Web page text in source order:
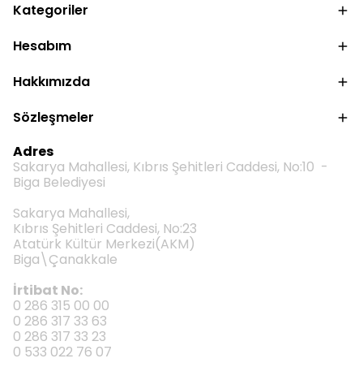
Kategoriler
Hesabım
Hakkımızda
Sözleşmeler
Adres
Sakarya Mahallesi, Kıbrıs Şehitleri Caddesi, No:10 -
Biga Belediyesi
Sakarya Mahallesi,
Kıbrıs Şehitleri Caddesi, No:23
Atatürk Kültür Merkezi(AKM)
Biga\Çanakkale
İrtibat No:
0 286 315 00 00
0 286 317 33 63
0 286 317 33 23
0 533 022 76 07